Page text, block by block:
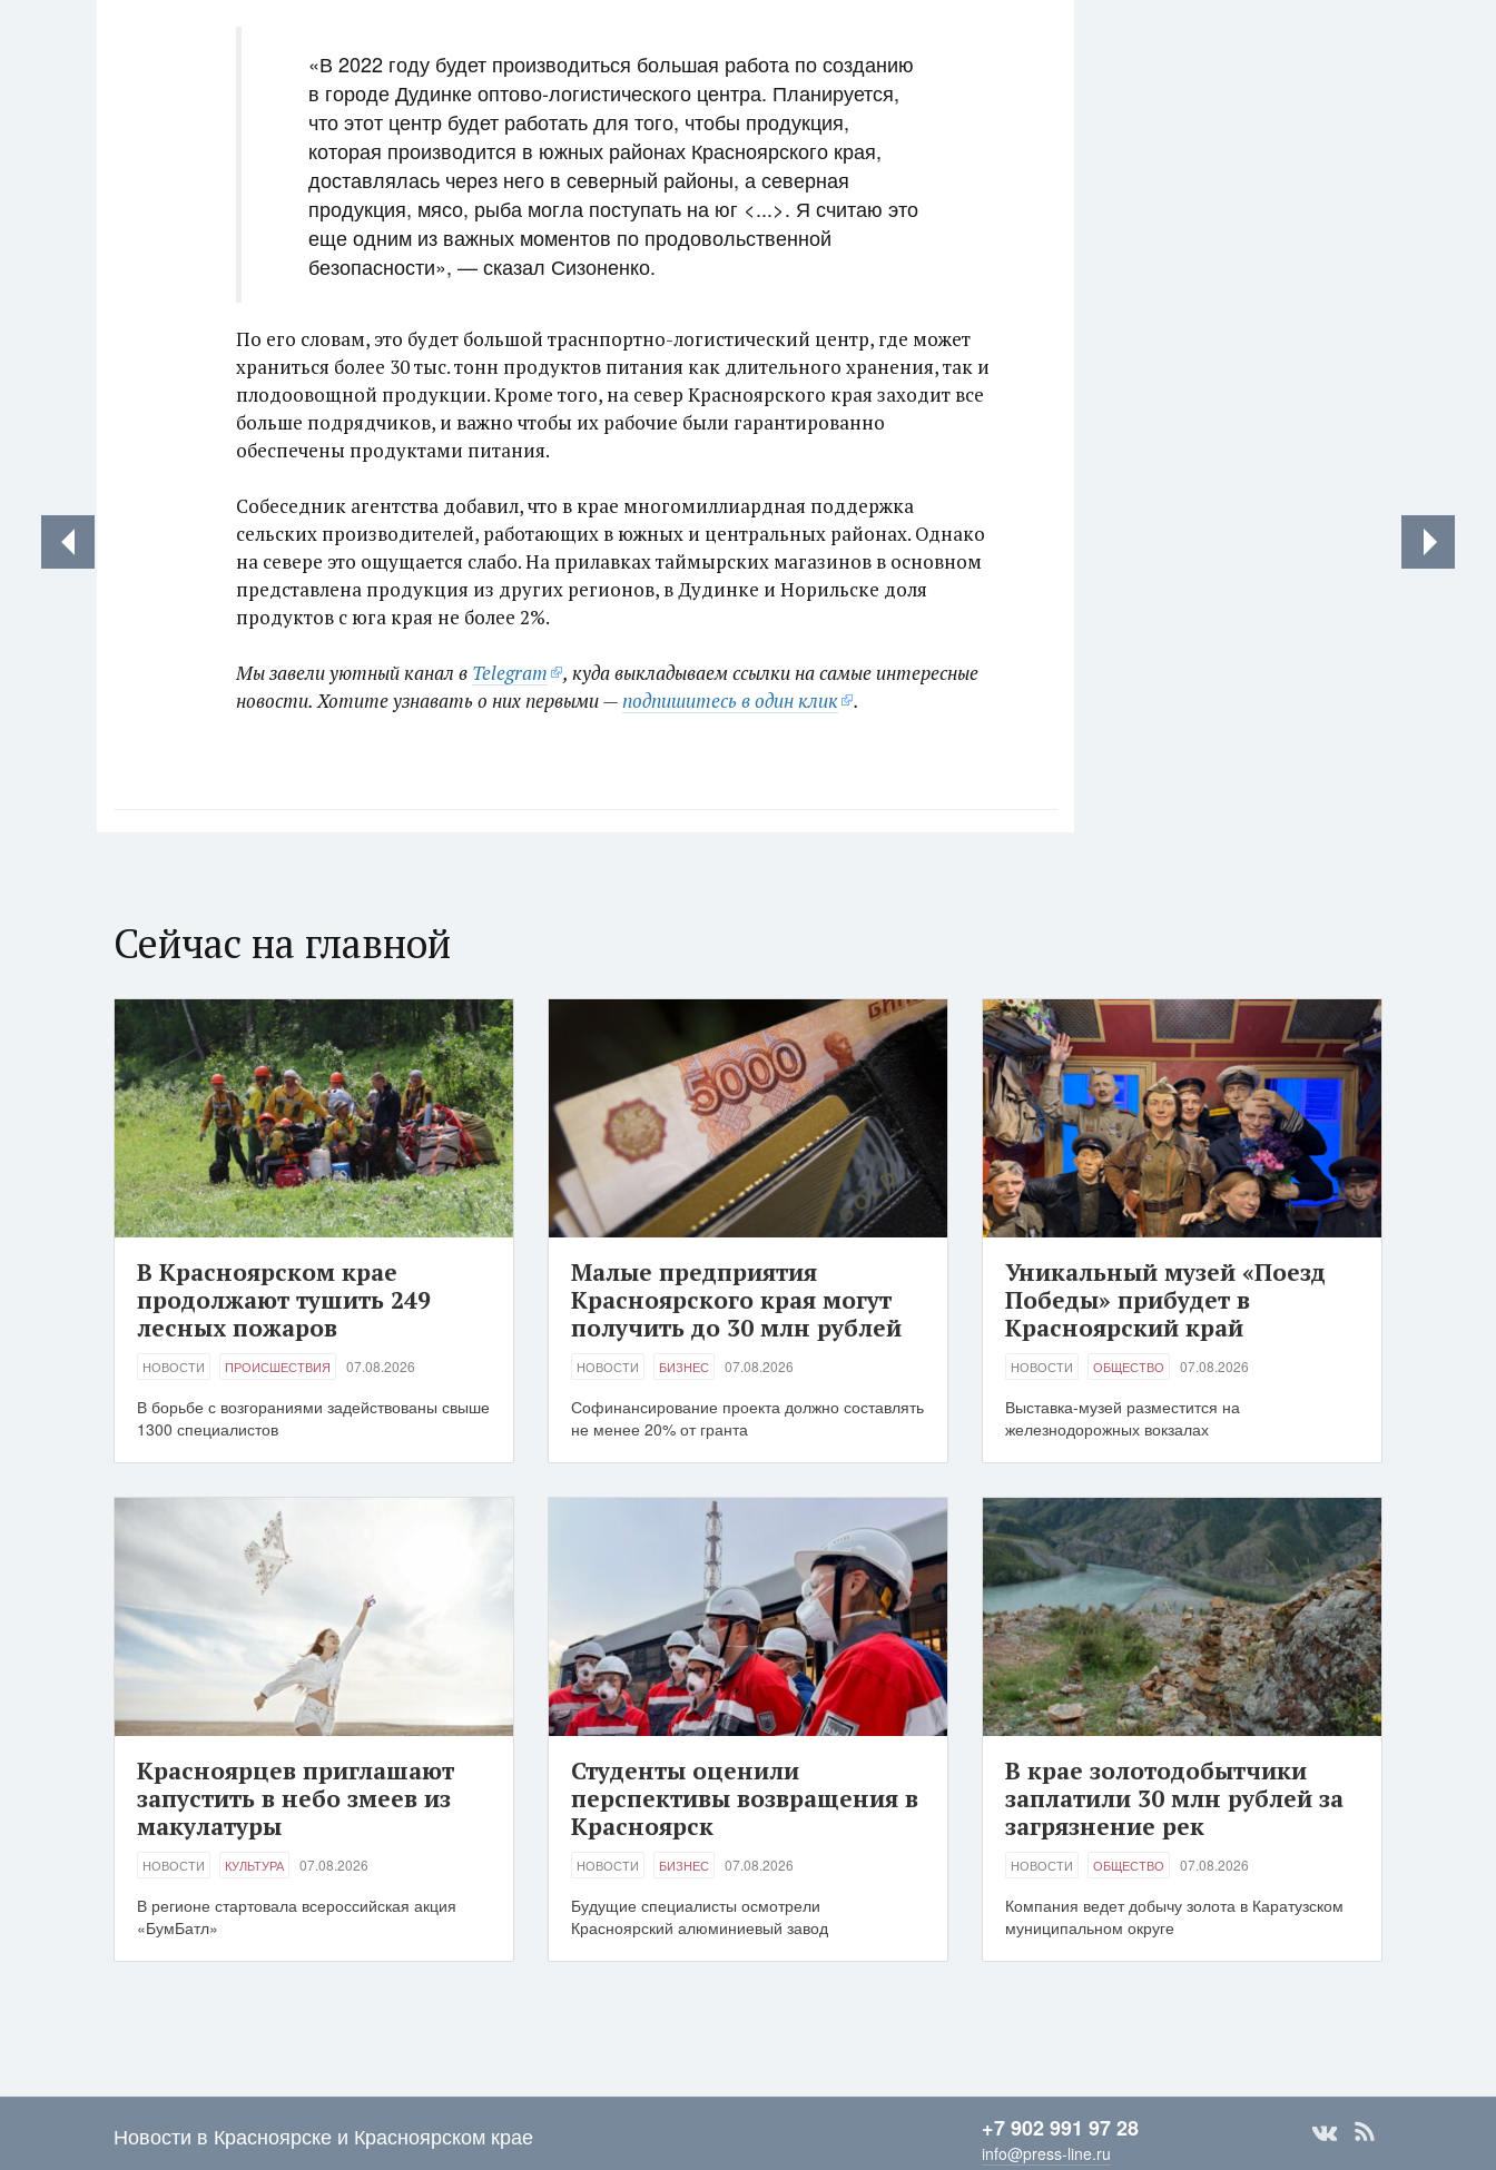
«В 2022 году будет производиться большая работа по созданию
в городе Дудинке оптово-логистического центра. Планируется,
что этот центр будет работать для того, чтобы продукция,
которая производится в южных районах Красноярского края,
доставлялась через него в северный районы, а северная
продукция, мясо, рыба могла поступать на юг <...>. Я считаю это
еще одним из важных моментов по продовольственной
безопасности», — сказал Сизоненко.
По его словам, это будет большой траснпортно-логистический центр, где может
храниться более 30 тыс. тонн продуктов питания как длительного хранения, так и
плодоовощной продукции. Кроме того, на север Красноярского края заходит все
больше подрядчиков, и важно чтобы их рабочие были гарантированно
обеспечены продуктами питания.
Собеседник агентства добавил, что в крае многомиллиардная поддержка
сельских производителей, работающих в южных и центральных районах. Однако
на севере это ощущается слабо. На прилавках таймырских магазинов в основном
представлена продукция из других регионов, в Дудинке и Норильске доля
продуктов с юга края не более 2%.
Мы завели уютный канал в Telegram
, куда выкладываем ссылки на самые интересные
новости. Хотите узнавать о них первыми — подпишитесь в один клик .
Сейчас на главной
В Красноярском крае
продолжают тушить 249
лесных пожаров
НОВОСТИ ПРОИСШЕСТВИЯ 07.08.2026
В борьбе с возгораниями задействованы свыше
1300 специалистов
Малые предприятия
Красноярского края могут
получить до 30 млн рублей
НОВОСТИ БИЗНЕС 07.08.2026
Софинансирование проекта должно составлять
не менее 20% от гранта
Уникальный музей «Поезд
Победы» прибудет в
Красноярский край
НОВОСТИ ОБЩЕСТВО 07.08.2026
Выставка-музей разместится на
железнодорожных вокзалах
Красноярцев приглашают
запустить в небо змеев из
макулатуры
НОВОСТИ КУЛЬТУРА 07.08.2026
В регионе стартовала всероссийская акция
«БумБатл»
Студенты оценили
перспективы возвращения в
Красноярск
НОВОСТИ БИЗНЕС 07.08.2026
Будущие специалисты осмотрели
Красноярский алюминиевый завод
В крае золотодобытчики
заплатили 30 млн рублей за
загрязнение рек
НОВОСТИ ОБЩЕСТВО 07.08.2026
Компания ведет добычу золота в Каратузском
муниципальном округе
Новости в Красноярске и Красноярском крае +7 902 991 97 28
info@press-line.ru